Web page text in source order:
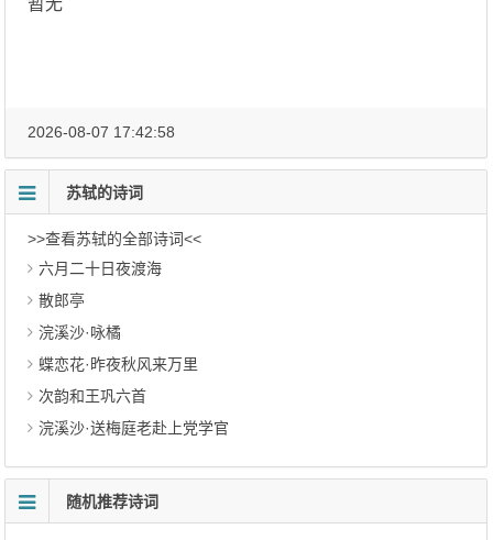
暂无
2026-08-07 17:42:58
苏轼的诗词
>>查看苏轼的全部诗词<<
六月二十日夜渡海
散郎亭
浣溪沙·咏橘
蝶恋花·昨夜秋风来万里
次韵和王巩六首
浣溪沙·送梅庭老赴上党学官
随机推荐诗词